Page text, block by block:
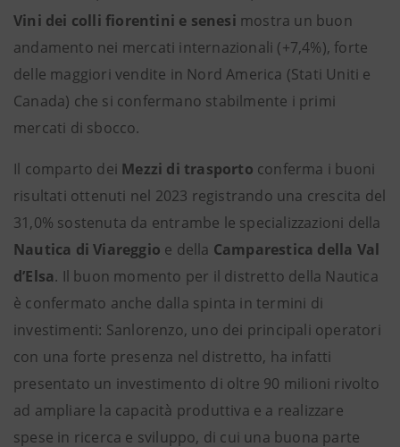
Vini dei colli fiorentini e senesi mostra un buon
andamento nei mercati internazionali (+7,4%), forte
delle maggiori vendite in Nord America (Stati Uniti e
Canada) che si confermano stabilmente i primi
mercati di sbocco.
Il comparto dei Mezzi di trasporto conferma i buoni
risultati ottenuti nel 2023 registrando una crescita del
31,0% sostenuta da entrambe le specializzazioni della
Nautica di Viareggio e della Camparestica della Val
d’Elsa. Il buon momento per il distretto della Nautica
è confermato anche dalla spinta in termini di
investimenti: Sanlorenzo, uno dei principali operatori
con una forte presenza nel distretto, ha infatti
presentato un investimento di oltre 90 milioni rivolto
ad ampliare la capacità produttiva e a realizzare
spese in ricerca e sviluppo, di cui una buona parte